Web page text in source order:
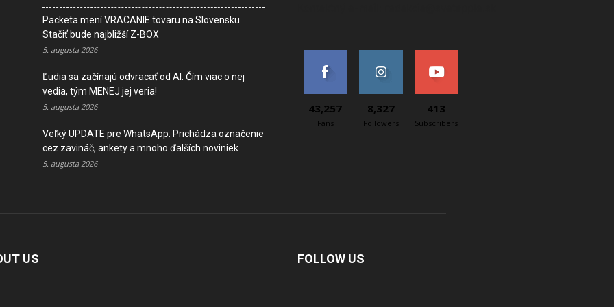
Packeta mení VRACANIE tovaru na Slovensku.
Stačiť bude najbližší Z-BOX
5. augusta 2026
Ľudia sa začínajú odvracať od AI. Čím viac o nej
vedia, tým MENEJ jej veria!
5. augusta 2026
Veľký UPDATE pre WhatsApp: Prichádza označenie
cez zavináč, ankety a mnoho ďalších noviniek
5. augusta 2026
43,257
Fans
8,327
Followers
413
Subscribers
US FOLLOW US